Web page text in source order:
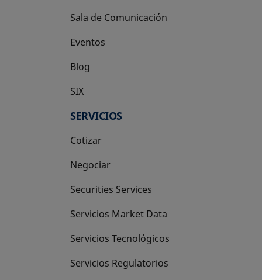
Sala de Comunicación
Eventos
Blog
SIX
se abre en una pestaña nueva
SERVICIOS
Cotizar
Negociar
Securities Services
Servicios Market Data
Servicios Tecnológicos
Servicios Regulatorios